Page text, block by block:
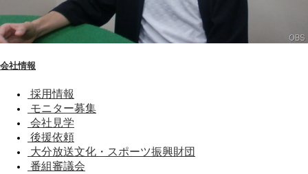
会社情報
採用情報
モニター募集
会社見学
後援依頼
大分放送文化・スポーツ振興財団
番組審議会